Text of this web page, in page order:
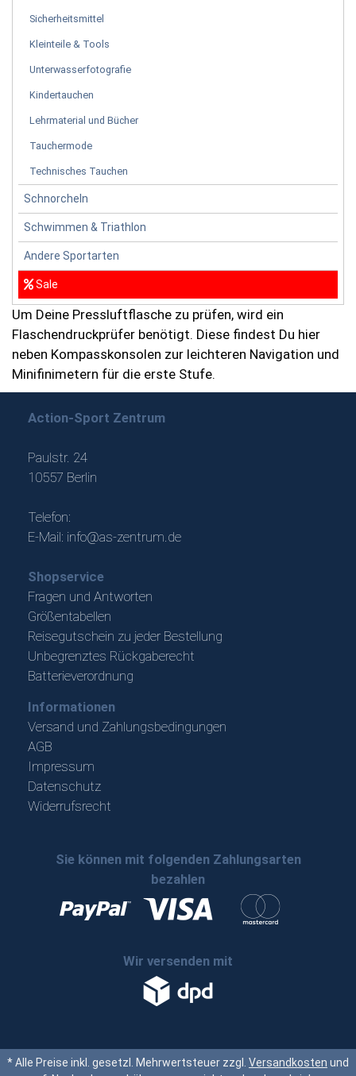
Sicherheitsmittel
Kleinteile & Tools
Unterwasserfotografie
Kindertauchen
Lehrmaterial und Bücher
Tauchermode
Technisches Tauchen
Schnorcheln
Schwimmen & Triathlon
Andere Sportarten
Sale
Um Deine Pressluftflasche zu prüfen, wird ein
Flaschendruckprüfer benötigt. Diese findest Du hier
neben Kompasskonsolen zur leichteren Navigation und
Minifinimetern für die erste Stufe.
Action-Sport Zentrum
Paulstr. 24
10557 Berlin
Telefon:
E-Mail: info@as-zentrum.de
Shopservice
Fragen und Antworten
Größentabellen
Reisegutschein zu jeder Bestellung
Unbegrenztes Rückgaberecht
Batterieverordnung
Informationen
Versand und Zahlungsbedingungen
AGB
Impressum
Datenschutz
Widerrufsrecht
Sie können mit folgenden Zahlungsarten
bezahlen
Wir versenden mit
* Alle Preise inkl. gesetzl. Mehrwertsteuer zzgl. Versandkosten und